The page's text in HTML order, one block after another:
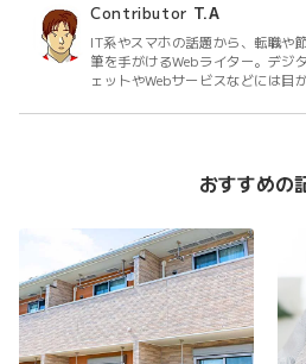
Contributor T.A
IT系やスマホの話題から、転職や
筆を手がけるWebライター。デジ
ェットやWebサービスなどには目
おすすめの